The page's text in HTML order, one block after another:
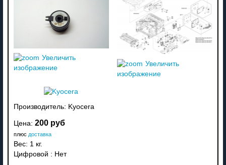
Увеличить
изображение
Увеличить
изображение
Производитель: Kyocera
Цена: 200 руб
плюс доставка
Вес: 1 кг.
Цифровой : Нет